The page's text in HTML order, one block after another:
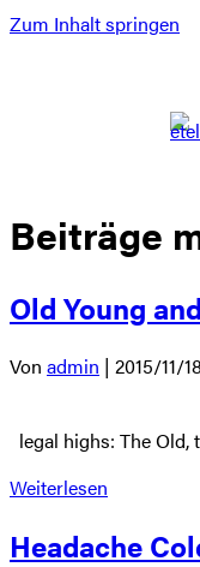
Zum Inhalt springen
Beiträge
Old Young
Von admin | 2015/11/18
legal highs: The
Weiterlesen
Headache